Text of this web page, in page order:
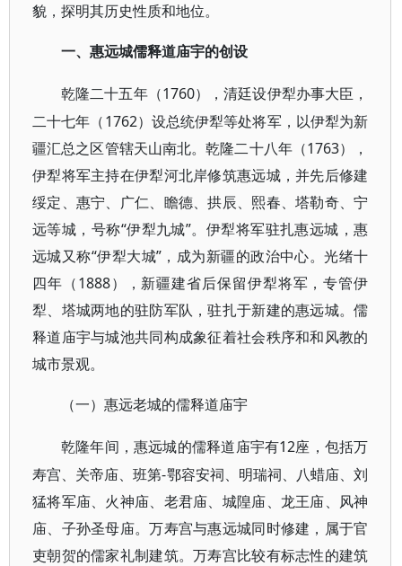
貌，探明其历史性质和地位。
一、惠远城儒释道庙宇的创设
乾隆二十五年（1760），清廷设伊犁办事大臣，
二十七年（1762）设总统伊犁等处将军，以伊犁为新
疆汇总之区管辖天山南北。乾隆二十八年（1763），
伊犁将军主持在伊犁河北岸修筑惠远城，并先后修建
绥定、惠宁、广仁、瞻德、拱辰、熙春、塔勒奇、宁
远等城，号称“伊犁九城”。伊犁将军驻扎惠远城，惠
远城又称“伊犁大城”，成为新疆的政治中心。光绪十
四年（1888），新疆建省后保留伊犁将军，专管伊
犁、塔城两地的驻防军队，驻扎于新建的惠远城。儒
释道庙宇与城池共同构成象征着社会秩序和和风教的
城市景观。
（一）惠远老城的儒释道庙宇
乾隆年间，惠远城的儒释道庙宇有12座，包括万
寿宫、关帝庙、班第-鄂容安祠、明瑞祠、八蜡庙、刘
猛将军庙、火神庙、老君庙、城隍庙、龙王庙、风神
庙、子孙圣母庙。万寿宫与惠远城同时修建，属于官
吏朝贺的儒家礼制建筑。万寿宫比较有标志性的建筑